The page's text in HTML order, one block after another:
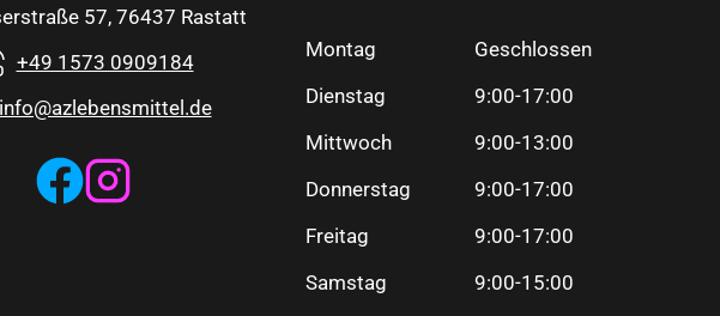
57, 76437 Rastatt
+49 1573 0909184
info@azlebensmittel.de
Montag
Geschlossen
Dienstag
9:00-17:00
Mittwoch
9:00-13:00
Donnerstag
9:00-17:00
Freitag
9:00-17:00
Samstag
9:00-15:00